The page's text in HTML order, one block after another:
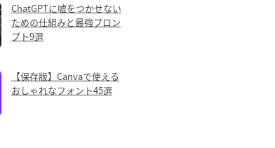
ChatGPTに嘘をつかせない
ための仕組みと最強プロン
プト9選
【保存版】Canvaで使える
おしゃれなフォント45選